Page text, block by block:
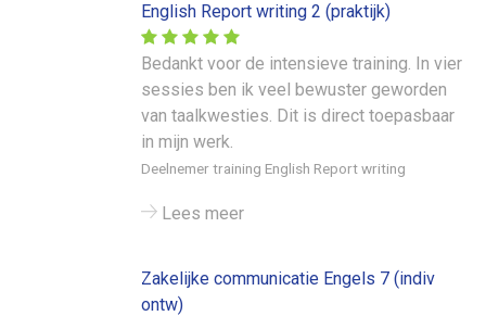
English Report writing 2 (praktijk)
Bedankt voor de intensieve training. In vier
sessies ben ik veel bewuster geworden
van taalkwesties. Dit is direct toepasbaar
in mijn werk.
Deelnemer training English Report writing
Lees meer
Zakelijke communicatie Engels 7 (indiv
ontw)